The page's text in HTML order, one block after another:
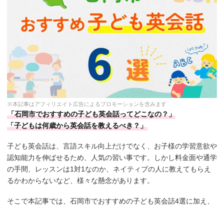
※本記事はアフィリエイト広告によるプロモーションを含みます
「石岡市でおすすめの子ども英会話ってどこなの？」
「子どもは何歳から英会話を教えるべき？」
子ども英会話は、言語スキル向上だけでなく、お子様の学習意欲や
認知能力を伸ばせるため、人気の習い事です。しかし料金面や通学
の手間、レッスンは1対1なのか、ネイティブの人に教えてもらえ
るかわからないなど、様々な懸念があります。
そこで本記事では、石岡市でおすすめの子ども英会話4選に加え、